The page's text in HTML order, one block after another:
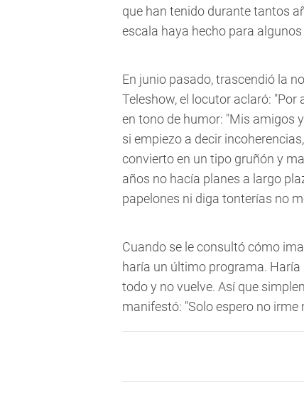
que han tenido durante tantos
escala haya hecho para
En junio pasado, trascendió la
Teleshow, el locutor aclaró:
en tono de humor: "Mis amigos
si empiezo a decir
convierto en un tipo gruñón y
años no hacía planes a largo
papelones ni diga tonterías no
Cuando se le consultó cómo
haría un último programa. Haría
todo y no vuelve. Así que
manifestó: "Solo espero no